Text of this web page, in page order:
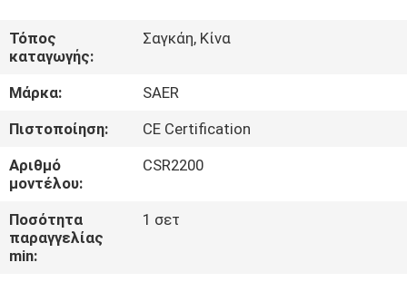
ΣΧΕΤΙΚΆ
ΜΕ
ΕΜΆΣ
ΓΎΡΟΣ
ΕΡΓΟΣΤΑΣΊΩΝ
Τόπος
καταγωγής:
Σαγκάη, Κίνα
Μάρκα:
SAER
Πιστοποίηση:
CE Certification
Αριθμό
μοντέλου:
CSR2200
Ποσότητα
παραγγελίας
min:
1 σετ